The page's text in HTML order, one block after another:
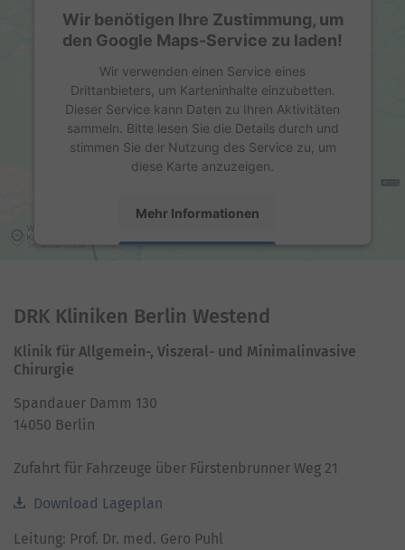
Wir benötigen Ihre Zustimmung, um
den Google Maps-Service zu laden!
Wir verwenden einen Service eines
Drittanbieters, um Karteninhalte einzubetten.
Dieser Service kann Daten zu Ihren Aktivitäten
sammeln. Bitte lesen Sie die Details durch und
stimmen Sie der Nutzung des Service zu, um
diese Karte anzuzeigen.
Mehr Informationen
Platform
DRK Kliniken Berlin Westend
Klinik für Allgemein-, Viszeral- und Minimalinvasive
Chirurgie
Spandauer Damm 130
14050 Berlin
Zufahrt für Fahrzeuge über Fürstenbrunner Weg 21
Download Lageplan
Leitung: Prof. Dr. med. Gero Puhl